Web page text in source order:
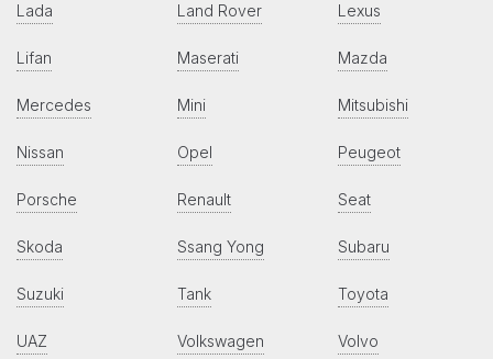
Lada Land Rover Lexus
Lifan Maserati Mazda
Mercedes Mini Mitsubishi
Nissan Opel Peugeot
Porsche Renault Seat
Skoda Ssang Yong Subaru
Suzuki Tank Toyota
UAZ Volkswagen Volvo